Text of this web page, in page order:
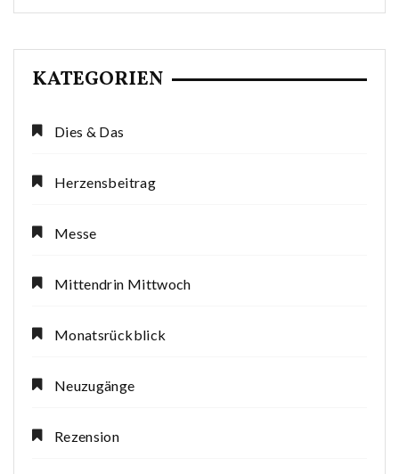
KATEGORIEN
Dies & Das
Herzensbeitrag
Messe
Mittendrin Mittwoch
Monatsrückblick
Neuzugänge
Rezension